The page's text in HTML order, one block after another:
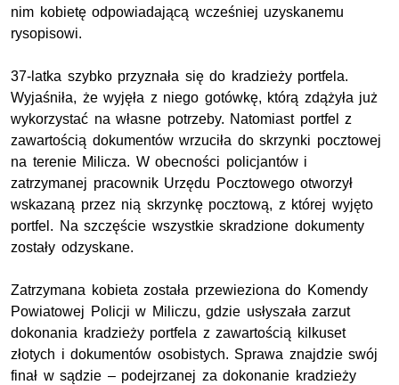
nim kobietę odpowiadającą wcześniej uzyskanemu
rysopisowi.
37-latka szybko przyznała się do kradzieży portfela.
Wyjaśniła, że wyjęła z niego gotówkę, którą zdążyła już
wykorzystać na własne potrzeby. Natomiast portfel z
zawartością dokumentów wrzuciła do skrzynki pocztowej
na terenie Milicza. W obecności policjantów i
zatrzymanej pracownik Urzędu Pocztowego otworzył
wskazaną przez nią skrzynkę pocztową, z której wyjęto
portfel. Na szczęście wszystkie skradzione dokumenty
zostały odzyskane.
Zatrzymana kobieta została przewieziona do Komendy
Powiatowej Policji w Miliczu, gdzie usłyszała zarzut
dokonania kradzieży portfela z zawartością kilkuset
złotych i dokumentów osobistych. Sprawa znajdzie swój
finał w sądzie – podejrzanej za dokonanie kradzieży